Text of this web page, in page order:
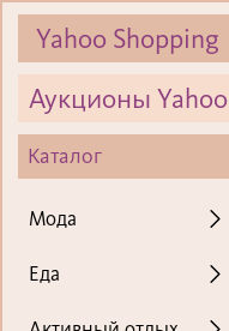
Yahoo Shopping
Аукционы Yahoo
Каталог
Мода
Еда